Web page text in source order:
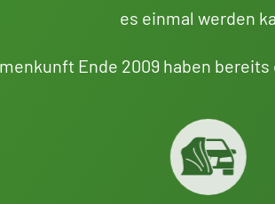
es einmal werden
Ende 2009 haben